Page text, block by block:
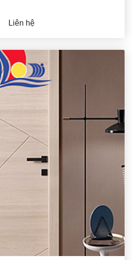
Liên hệ